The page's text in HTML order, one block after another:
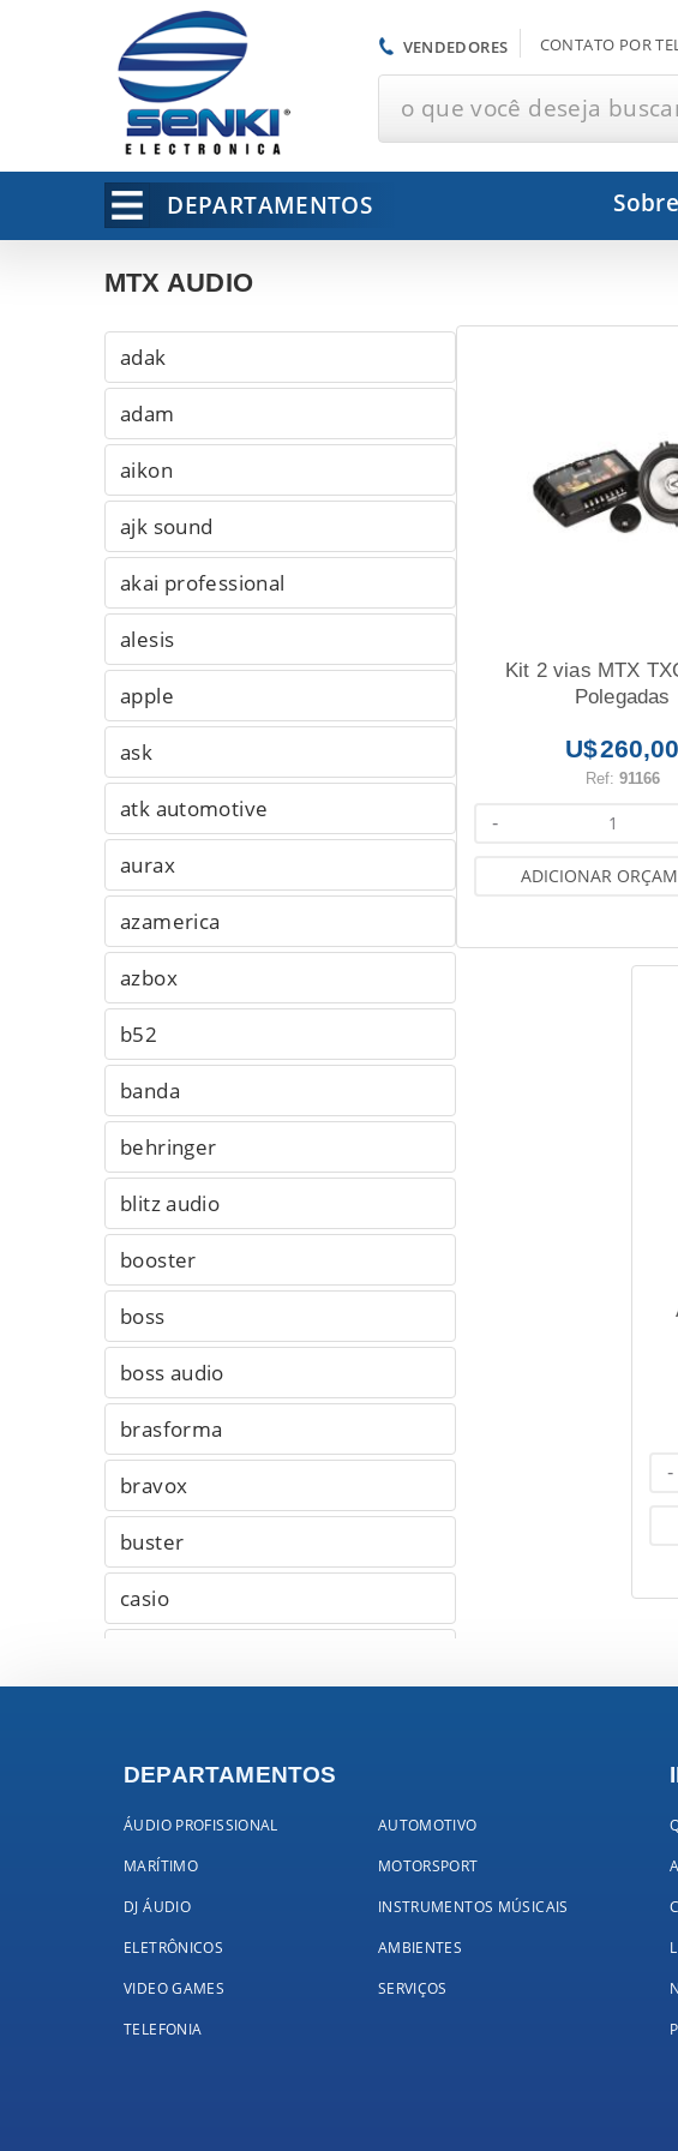
VENDEDORES CONTATO POR
o que você deseja
DEPARTAMENTOS Sobre
MTX AUDIO
Kit 2 vias MTX
Polegadas
260,00
Ref: 91166
-
ADICIONAR
-
adak
adam
aikon
ajk sound
akai professional
alesis
apple
ask
atk automotive
aurax
azamerica
azbox
b52
banda
behringer
blitz audio
booster
boss
boss audio
brasforma
bravox
buster
casio
coastar
connect-tv
crest audio
d'addario
db technologies
DEPARTAMENTOS
ÁUDIO PROFISSIONAL
AUTOMOTIVO
MARÍTIMO
MOTORSPORT
DJ ÁUDIO
INSTRUMENTOS MÚSICAIS
ELETRÔNICOS
AMBIENTES
VIDEO GAMES
SERVIÇOS
TELEFONIA